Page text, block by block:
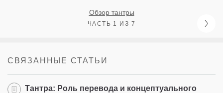
Обзор тантры
ЧАСТЬ 1 ИЗ 7
СВЯЗАННЫЕ СТАТЬИ
Тантра: Роль перевода и концептуального